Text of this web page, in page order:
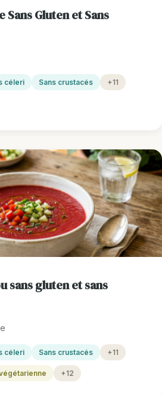
Gluten et Sans
céleri Sans crustacés +11
sans gluten et sans
céleri Sans crustacés +11
+12